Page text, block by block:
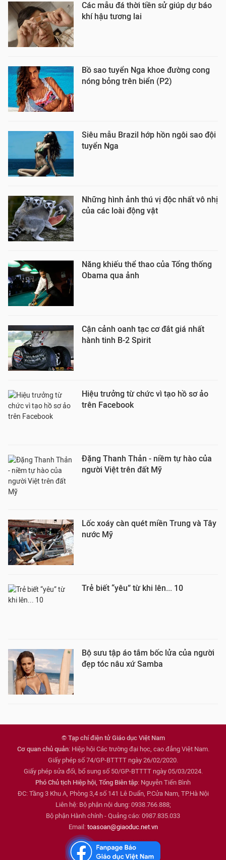
Các mẫu đá thời tiền sử giúp dự báo
khí hậu tương lai
Bồ sao tuyển Nga khoe đường cong
nóng bỏng trên biển (P2)
Siêu mẫu Brazil hớp hồn ngôi sao đội
tuyển Nga
Những hình ảnh thú vị độc nhất vô nhị
của các loài động vật
Năng khiếu thể thao của Tổng thống
Obama qua ảnh
Cận cảnh oanh tạc cơ đắt giá nhất
hành tinh B-2 Spirit
Hiệu trưởng từ chức vì tạo hồ sơ ảo
trên Facebook
Đặng Thanh Thản - niềm tự hào của
người Việt trên đất Mỹ
Lốc xoáy càn quét miền Trung và Tây
nước Mỹ
Trẻ biết “yêu” từ khi lên... 10
Bộ sưu tập áo tắm bốc lửa của người
đẹp tóc nâu xứ Samba
© Tạp chí điện tử Giáo dục Việt Nam
Cơ quan chủ quản: Hiệp hội Các trường đại học, cao đẳng Việt Nam.
Giấy phép số 74/GP-BTTTT ngày 26/02/2020.
Giấy phép sửa đổi, bổ sung số 50/GP-BTTTT ngày 05/03/2024.
Phó Chủ tịch Hiệp hội, Tổng Biên tập: Nguyễn Tiến Bình
ĐC: Tầng 3 Khu A, Phòng 3,4 số 141 Lê Duẩn, P.Cửa Nam, TP.Hà Nội
Liên hệ: Bộ phận nội dung: 0938.766.888;
Bộ phận Hành chính - Quảng cáo: 0987.835.033
Email: toasoan@giaoduc.net.vn